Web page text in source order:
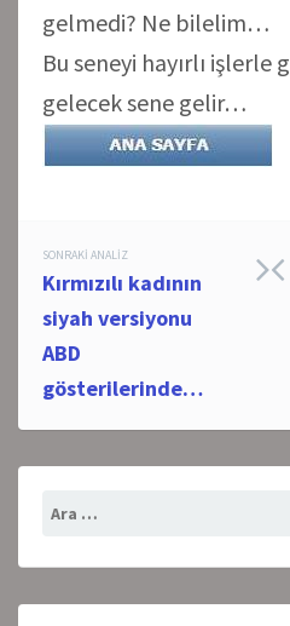
gelmedi? Ne bilelim…
Bu seneyi hayırlı işlerle
gelecek sene gelir…
Post
navigation
SONRAKI ANALIZ
Kırmızılı kadının
siyah versiyonu
ABD
gösterilerinde…